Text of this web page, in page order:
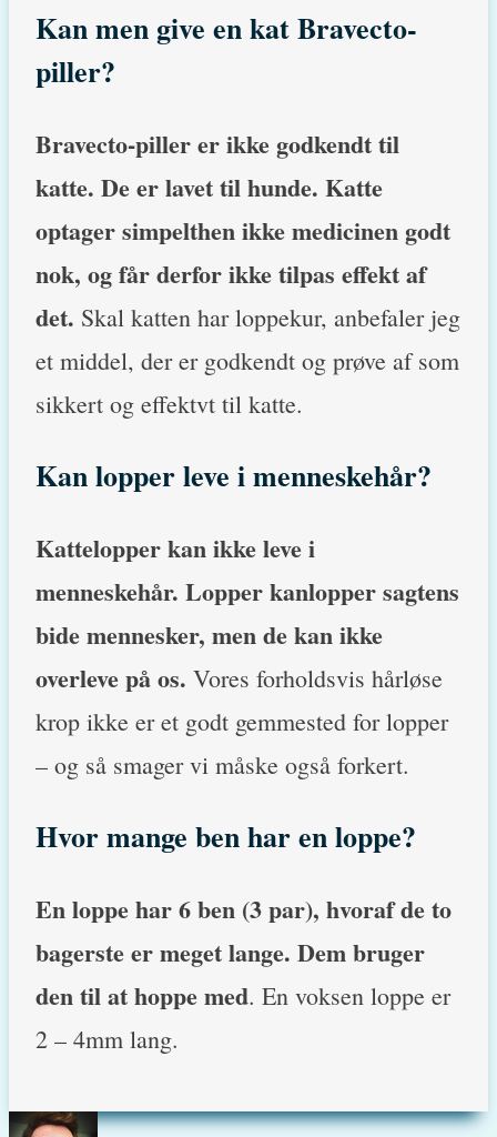
Kan men give en kat Bravecto-
piller?
Bravecto-piller er ikke godkendt til
katte. De er lavet til hunde. Katte
optager simpelthen ikke medicinen godt
nok, og får derfor ikke tilpas effekt af
det. Skal katten har loppekur, anbefaler jeg
et middel, der er godkendt og prøve af som
sikkert og effektvt til katte.
Kan lopper leve i menneskehår?
Kattelopper kan ikke leve i
menneskehår. Lopper kanlopper sagtens
bide mennesker, men de kan ikke
overleve på os. Vores forholdsvis hårløse
krop ikke er et godt gemmested forlopper
– og så smager vi måske også forkert.
Hvor mange ben har en loppe?
En loppe har 6 ben (3 par), hvoraf de to
bagerste er meget lange. Dem bruger
den til at hoppe med. En voksen loppe er
2 – 4mm lang.